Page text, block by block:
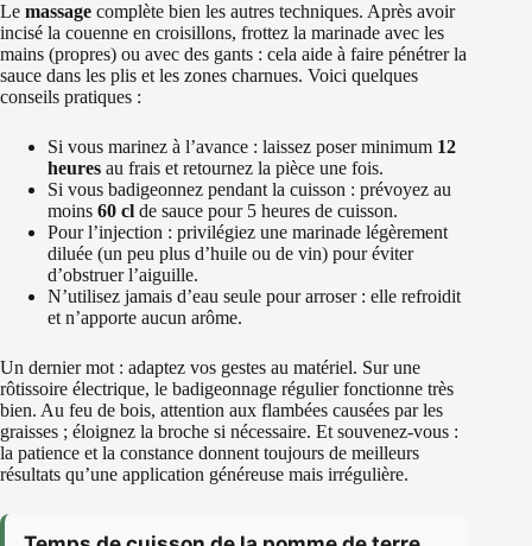
Le massage complète bien les autres techniques. Après avoir
incisé la couenne en croisillons, frottez la marinade avec les
mains (propres) ou avec des gants : cela aide à faire pénétrer la
sauce dans les plis et les zones charnues. Voici quelques
conseils pratiques :
Si vous marinez à l’avance : laissez poser minimum 12
heures au frais et retournez la pièce une fois.
Si vous badigeonnez pendant la cuisson : prévoyez au
moins 60 cl de sauce pour 5 heures de cuisson.
Pour l’injection : privilégiez une marinade légèrement
diluée (un peu plus d’huile ou de vin) pour éviter
d’obstruer l’aiguille.
N’utilisez jamais d’eau seule pour arroser : elle refroidit
et n’apporte aucun arôme.
Un dernier mot : adaptez vos gestes au matériel. Sur une
rôtissoire électrique, le badigeonnage régulier fonctionne très
bien. Au feu de bois, attention aux flambées causées par les
graisses ; éloignez la broche si nécessaire. Et souvenez-vous :
la patience et la constance donnent toujours de meilleurs
résultats qu’une application généreuse mais irrégulière.